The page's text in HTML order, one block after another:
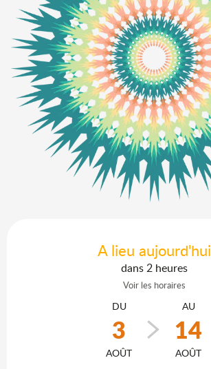
A lieu aujourd'hui
dans 2 heures
Voir les horaires
DU
3
AOÛT
AU
14
AOÛT